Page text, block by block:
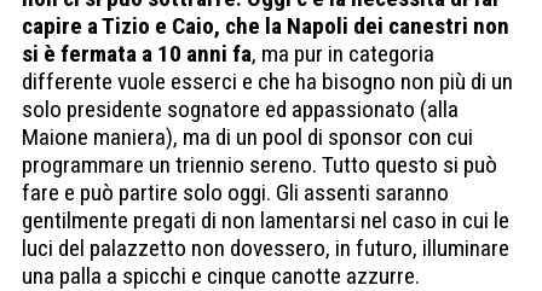
capire a Tizio e Caio, che la Napoli dei canestri non
si è fermata a 10 anni fa, ma pur in categoria
differente vuole esserci e che ha bisogno non più di un
solo presidente sognatore ed appassionato (alla
Maione maniera), ma di un pool di sponsor con cui
programmare un triennio sereno. Tutto questo si può
fare e può partire solo oggi. Gli assenti saranno
gentilmente pregati di non lamentarsi nel caso in cui le
luci del palazzetto non dovessero, in futuro, illuminare
una palla a spicchi e cinque canotte azzurre.